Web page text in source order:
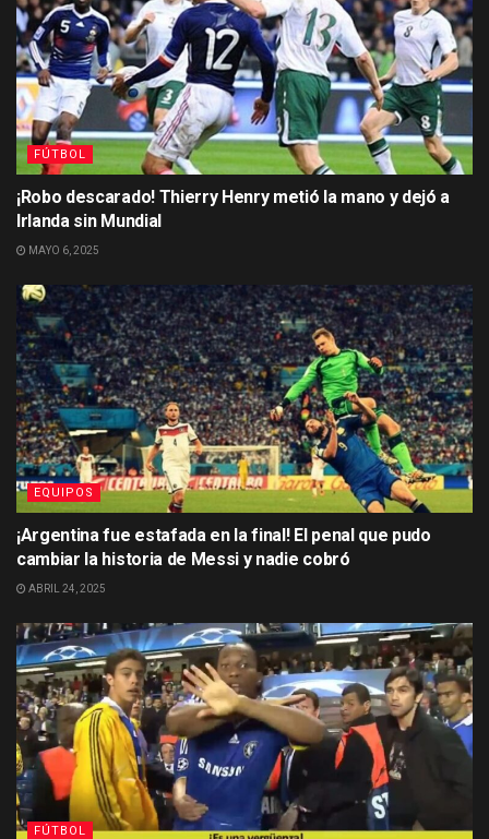
FÚTBOL
¡Robo descarado! Thierry Henry metió la mano y dejó a
Irlanda sin Mundial
MAYO 6, 2025
EQUIPOS
¡Argentina fue estafada en la final! El penal que pudo
cambiar la historia de Messi y nadie cobró
ABRIL 24, 2025
FÚTBOL